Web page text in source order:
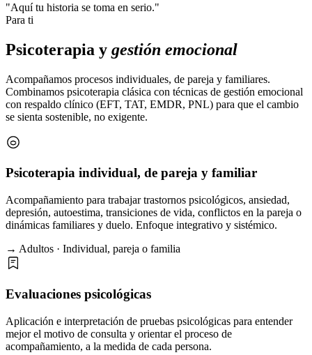
"Aquí tu historia se toma en serio."
Para ti
Psicoterapia y gestión emocional
Acompañamos procesos individuales, de pareja y familiares.
Combinamos psicoterapia clásica con técnicas de gestión emocional
con respaldo clínico (EFT, TAT, EMDR, PNL) para que el cambio
se sienta sostenible, no exigente.
Psicoterapia individual, de pareja y familiar
Acompañamiento para trabajar trastornos psicológicos, ansiedad,
depresión, autoestima, transiciones de vida, conflictos en la pareja o
dinámicas familiares y duelo. Enfoque integrativo y sistémico.
→ Adultos · Individual, pareja o familia
Evaluaciones psicológicas
Aplicación e interpretación de pruebas psicológicas para entender
mejor el motivo de consulta y orientar el proceso de
acompañamiento, a la medida de cada persona.